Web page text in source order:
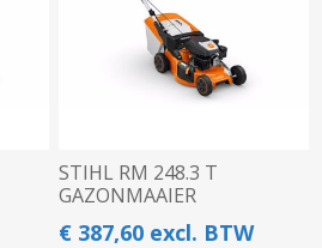
STIHL RM 248.3 T
GAZONMAAIER
€ 387,60 excl. BTW